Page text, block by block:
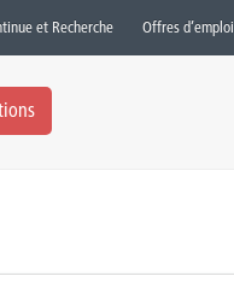
et Recherche Offres d’emploi